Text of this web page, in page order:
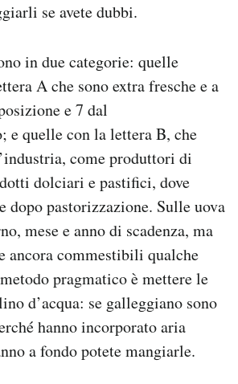
se avete dubbi.
in due categorie: quelle
A che sono extra fresche e a
e 7 dal
e quelle con la lettera B, che
come produttori di
dolciari e pastifici, dove
dopo pastorizzazione. Sulle uova
mese e anno di scadenza, ma
ancora commestibili qualche
pragmatico è mettere le
d’acqua: se galleggiano sono
hanno incorporato aria
a fondo potete mangiarle.